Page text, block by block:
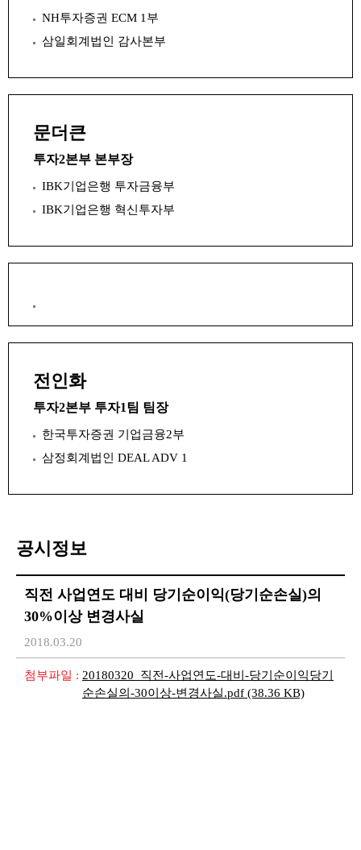
NH투자증권 ECM 1부
삼일회계법인 감사본부
문더큰
투자2본부 본부장
IBK기업은행 투자금융부
IBK기업은행 혁신투자부
전인화
투자2본부 투자1팀 팀장
한국투자증권 기업금융2부
삼정회계법인 DEAL ADV 1
공시정보
직전 사업연도 대비 당기순이익(당기순손실)의
30%이상 변경사실
2018.03.20
첨부파일 : 20180320_직전-사업연도-대비-당기순이익당기
순손실의-30이상-변경사실.pdf (38.36 KB)